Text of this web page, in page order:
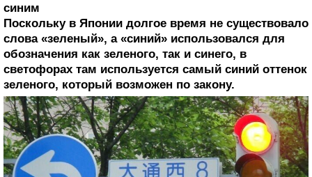
синим
Поскольку в Японии долгое время не существовало
слова «зеленый», а «синий» использовался для
обозначения как зеленого, так и синего, в
светофорах там используется самый синий оттенок
зеленого, который возможен по закону.